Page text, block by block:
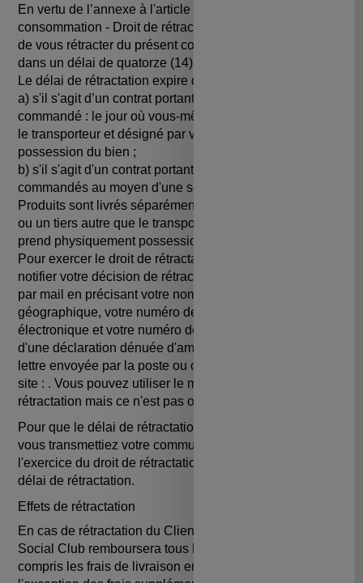
En vertu de l’annexe à l'article R.221-3 du Code de la
consommation - Droit de rétractation Vous avez le droit
de vous rétracter du présent contrat sans donner de motif
dans un délai de quatorze (14) jours.
Le délai de rétractation expire quatorze (14) jours après :
a) s'il s'agit d’un contrat portant sur un seul Produit
commandé : le jour où vous-même, ou un tiers autre que
le transporteur et désigné par vous, prend physiquement
possession du bien ;
b) s'il s'agit d'un contrat portant sur plusieurs Produits
commandés au moyen d'une seule commande et si ces
Produits sont livrés séparément : le jour où vous-même,
ou un tiers autre que le transporteur et désigné par vous,
prend physiquement possession du dernier bien.
Pour exercer le droit de rétractation, vous devez nous
notifier votre décision de rétractation du présent contrat
par mail en précisant votre nom, votre adresse
géographique, votre numéro de téléphone, votre adresse
électronique et votre numéro de commande au moyen
d'une déclaration dénuée d'ambiguïté (par exemple,
lettre envoyée par la poste ou courrier électronique) au
site : . Vous pouvez utiliser le modèle de formulaire de
rétractation mais ce n'est pas obligatoire.
Pour que le délai de rétractation soit respecté, il suffit que
vous transmettiez votre communication relative à
l'exercice du droit de rétractation avant l'expiration du
délai de rétractation.
Effets de rétractation
En cas de rétractation du Client du présent contrat, MAIF
Social Club remboursera tous les paiements reçu, y
compris les frais de livraison en France métropolitaine (à